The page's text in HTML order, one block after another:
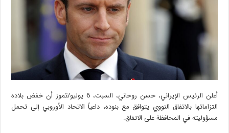
أعلن الرئيس الإيراني، حسن روحاني، السبت، 6 يوليو/تموز أن خفض بلاده
التزاماتها بالاتفاق النووي يتوافق مع بنوده، داعياً الاتحاد الأوروبي إلى تحمل
مسؤوليته في المحافظة على الاتفاق.